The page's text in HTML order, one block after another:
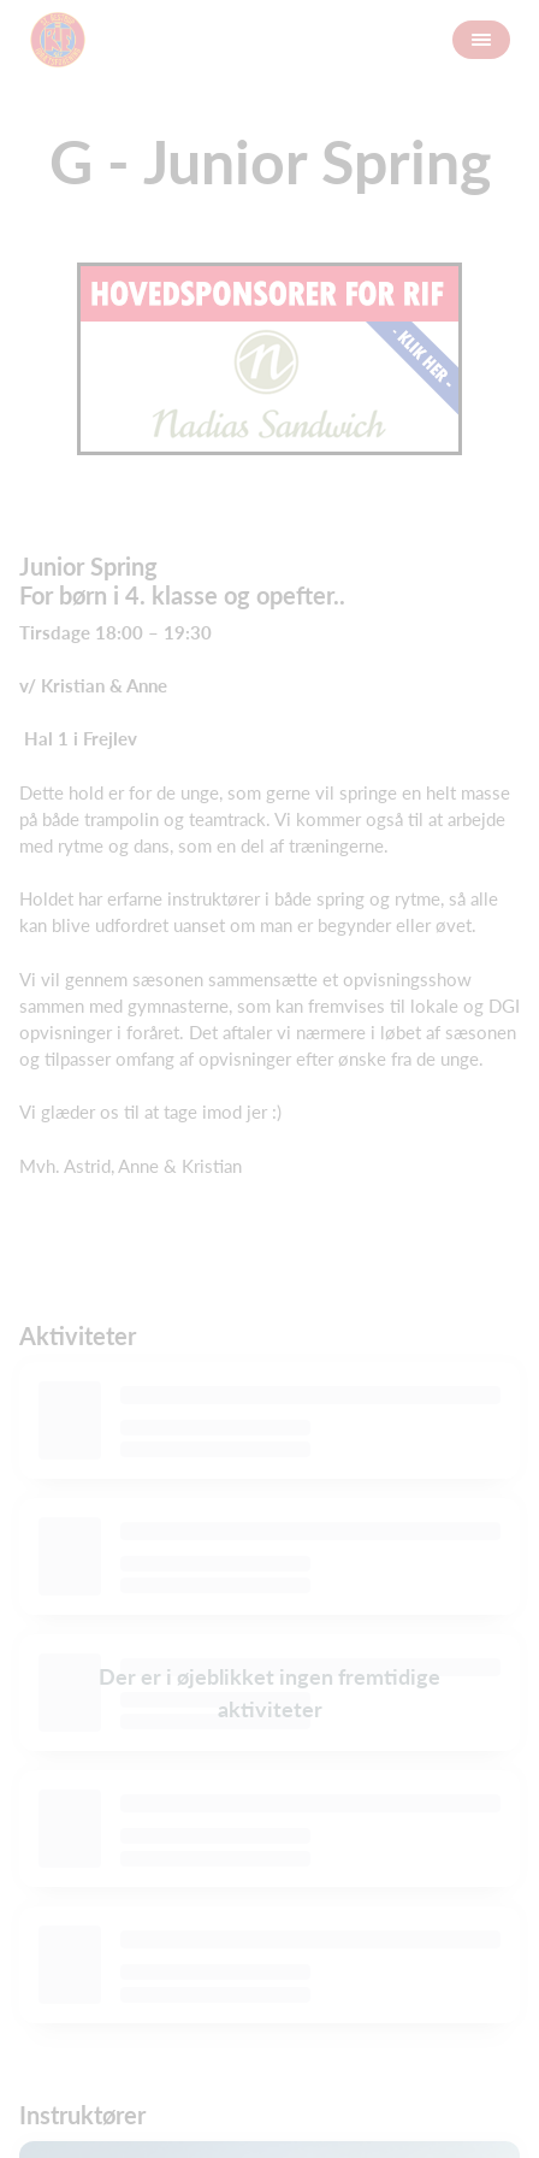
G - Junior Spring
Junior Spring
For børn i 4. klasse og opefter..
Tirsdage 18:00 – 19:30
v/ Kristian & Anne
Hal 1 i Frejlev
Dette hold er for de unge, som gerne vil springe en helt masse
på både trampolin og teamtrack. Vi kommer også til at arbejde
med rytme og dans, som en del af træningerne.
Holdet har erfarne instruktører i både spring og rytme, så alle
kan blive udfordret uanset om man er begynder eller øvet.
Vi vil gennem sæsonen sammensætte et opvisningsshow
sammen med gymnasterne, som kan fremvises til lokale og DGI
opvisninger i foråret. Det aftaler vi nærmere i løbet af sæsonen
og tilpasser omfang af opvisninger efter ønske fra de unge.
Vi glæder os til at tage imod jer :)
Mvh. Astrid, Anne & Kristian
Aktiviteter
Der er i øjeblikket ingen fremtidige
aktiviteter
Instruktører